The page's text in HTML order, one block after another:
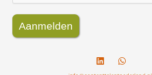
Aanmelden
L
i
n
W
h
a